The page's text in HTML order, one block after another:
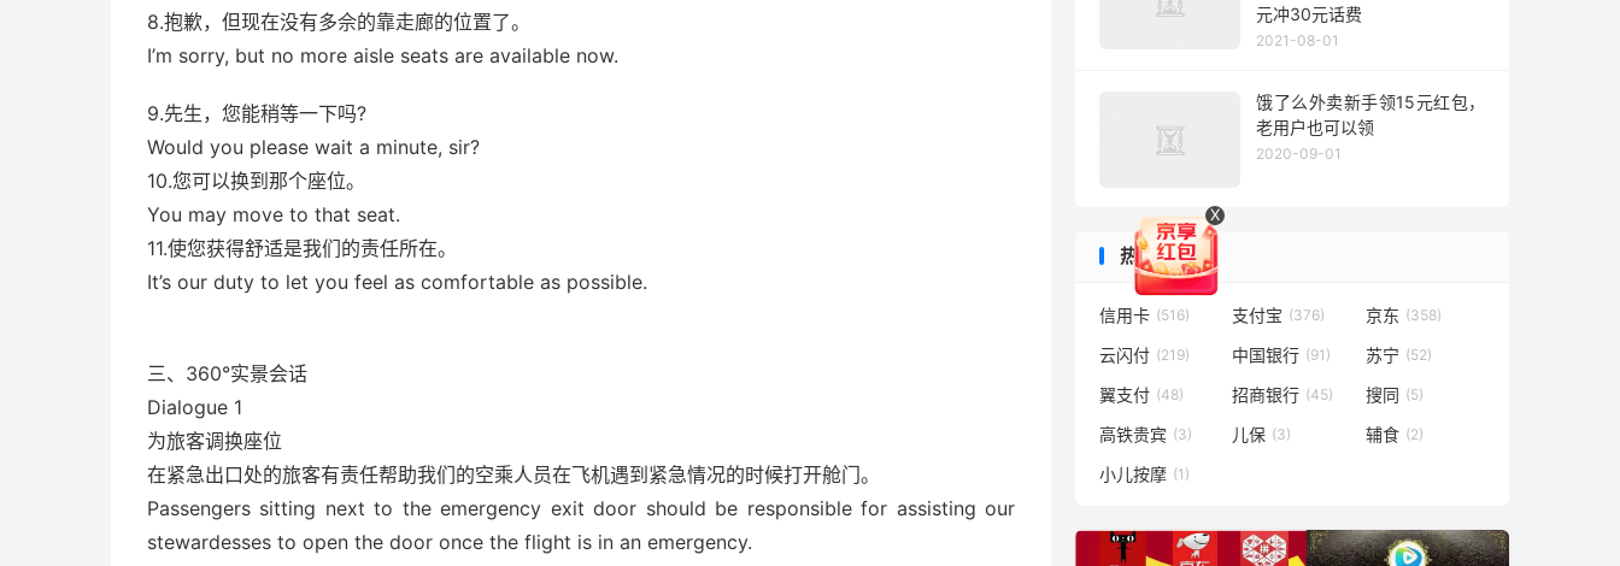
8.抱歉，但现在没有多佘的靠走廊的位置了。
I’m sorry, but no more aisle seats are available now.
9.先生，您能稍等一下吗?
Would you please wait a minute, sir?
10.您可以换到那个座位。
You may move to that seat.
11.使您获得舒适是我们的责任所在。
It’s our duty to let you feel as comfortable as possible.
三、360°实景会话
Dialogue 1
为旅客调换座位
在紧急出口处的旅客有责任帮助我们的空乘人员在飞机遇到紧急情况的时候打开舱门。
Passengers sitting next to the emergency exit door should be responsible for assisting our
stewardesses to open the door once the flight is in an emergency.
元冲30元话费
2021-08-01
饿了么外卖新手领15元红包，
老用户也可以领
2020-09-01
热门标签
信用卡 (516) 支付宝 (376) 京东 (358)
云闪付 (219) 中国银行 (91) 苏宁 (52)
翼支付 (48) 招商银行 (45) 搜同 (5)
高铁贵宾 (3) 儿保 (3) 辅食 (2)
小儿按摩 (1)
X